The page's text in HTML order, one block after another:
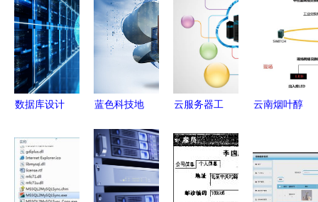
数据库设计
库及计算机
网络服务的
深度融合路
蓝色科技地
缝连接的数
据库及计算
机网络服务
云服务器工
背景与关键
技能 数据
库与计算机
云南烟叶醇
规划建设
数据库及计